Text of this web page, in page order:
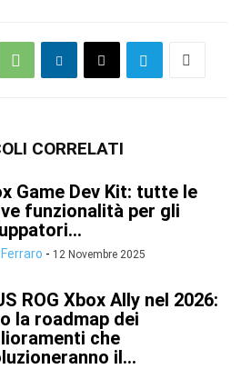
CORRELATI
Game Dev Kit: tutte le
funzionalità per gli
- 12 Novembre 2025
ROG Xbox Ally nel 2026:
la roadmap dei
che
il...